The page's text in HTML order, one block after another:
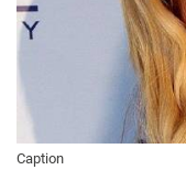
Caption